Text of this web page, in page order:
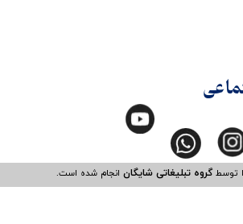
توسطگروه تبلیغاتی شایگانانجام شده است.​​​​​​​